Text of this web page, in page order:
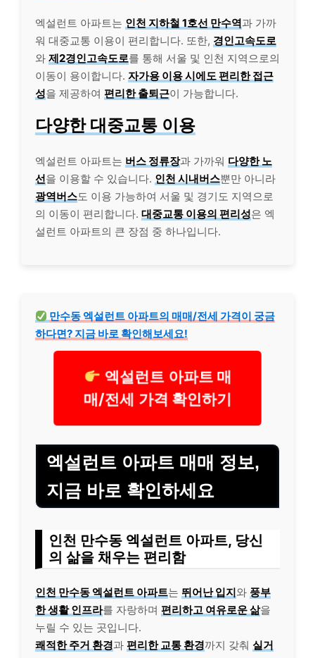
엑설런트 아파트는 인천 지하철 1호선 만수역과 가까
워 대중교통 이용이 편리합니다. 또한, 경인고속도로
와 제2경인고속도로를 통해 서울 및 인천 지역으로의
이동이 용이합니다. 자가용 이용 시에도 편리한 접근
성을 제공하여 편리한 출퇴근이 가능합니다.
다양한 대중교통 이용
엑설런트 아파트는 버스 정류장과 가까워 다양한 노
선을 이용할 수 있습니다. 인천 시내버스뿐만 아니라
광역버스도 이용 가능하여 서울 및 경기도 지역으로
의 이동이 편리합니다. 대중교통 이용의 편리성은 엑
설런트 아파트의 큰 장점 중 하나입니다.
만수동 엑설런트 아파트의 매매/전세 가격이 궁금
하다면? 지금 바로 확인해보세요!
엑설런트 아파트 매
매/전세 가격 확인하기
엑설런트 아파트 매매 정보,
지금 바로 확인하세요
인천 만수동 엑설런트 아파트, 당신
의 삶을 채우는 편리함
인천 만수동 엑설런트 아파트는 뛰어난 입지와 풍부
한 생활 인프라를 자랑하며 편리하고 여유로운 삶을
누릴 수 있는 곳입니다.
쾌적한 주거 환경과 편리한 교통 환경까지 갖춰 실거